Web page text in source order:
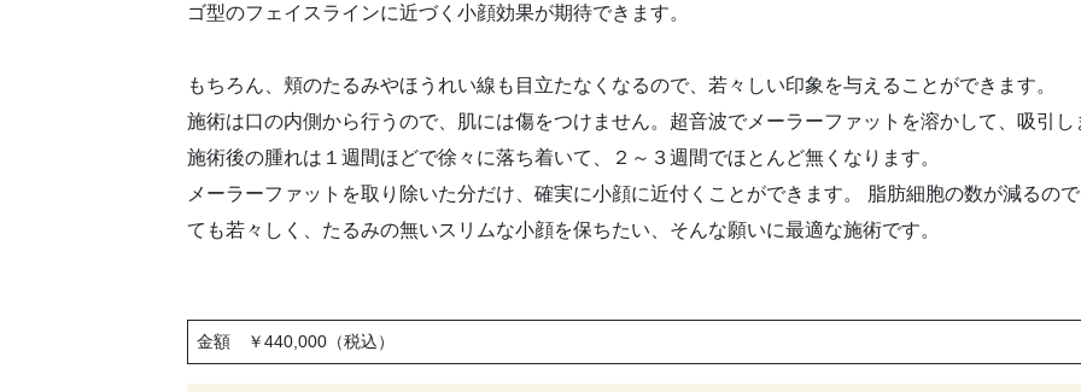
ゴ型のフェイスラインに近づく小顔効果が期待できます。
もちろん、頬のたるみやほうれい線も目立たなくなるので、 若々しい印象 を与えることができます。
施術は口の内側から行うので、肌には傷をつけません。超音波で メーラーファットを溶かして、吸引
施術後の腫れは１週間ほどで徐々に落ち着いて、２～３週間でほとんど無くなります。
メーラーファットを取り除いた分だけ、確実に小顔に近付くことができます。 脂肪細胞の数が減るの
ても若々しく、 たるみの無いスリムな小顔を保ちたい、そんな願いに最適な施術です。
金額 ￥440,000（税込）